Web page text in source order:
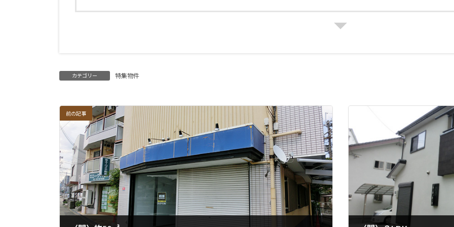
カテゴリー 特集物件
前の記事